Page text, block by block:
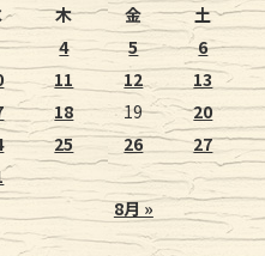
木 金 土
8月 »
4 5
6
11 12
13
18 19
20
25 26
27